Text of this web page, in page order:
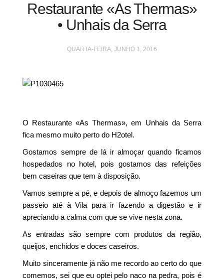
Restaurante «As Thermas»
• Unhais da Serra
QUARTA-FEIRA, JUNHO 1, 2016
O Restaurante «As Thermas», em Unhais da Serra
fica mesmo muito perto do H2otel.
Gostamos sempre de lá ir almoçar quando ficamos
hospedados no hotel, pois gostamos das refeições
bem caseiras que tem à disposição.
Vamos sempre a pé, e depois de almoço fazemos um
passeio até à Vila para ir fazendo a digestão e ir
apreciando a calma com que se vive nesta zona.
As entradas são sempre com produtos da região,
queijos, enchidos e doces caseiros.
Muito sinceramente já não me recordo ao certo do que
comemos, sei que eu optei pelo naco na pedra, pois é